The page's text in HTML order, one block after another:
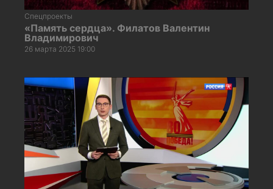
Спецпроекты
«Память сердца». Филатов Валентин
Владимирович
26 марта 2025 19:00